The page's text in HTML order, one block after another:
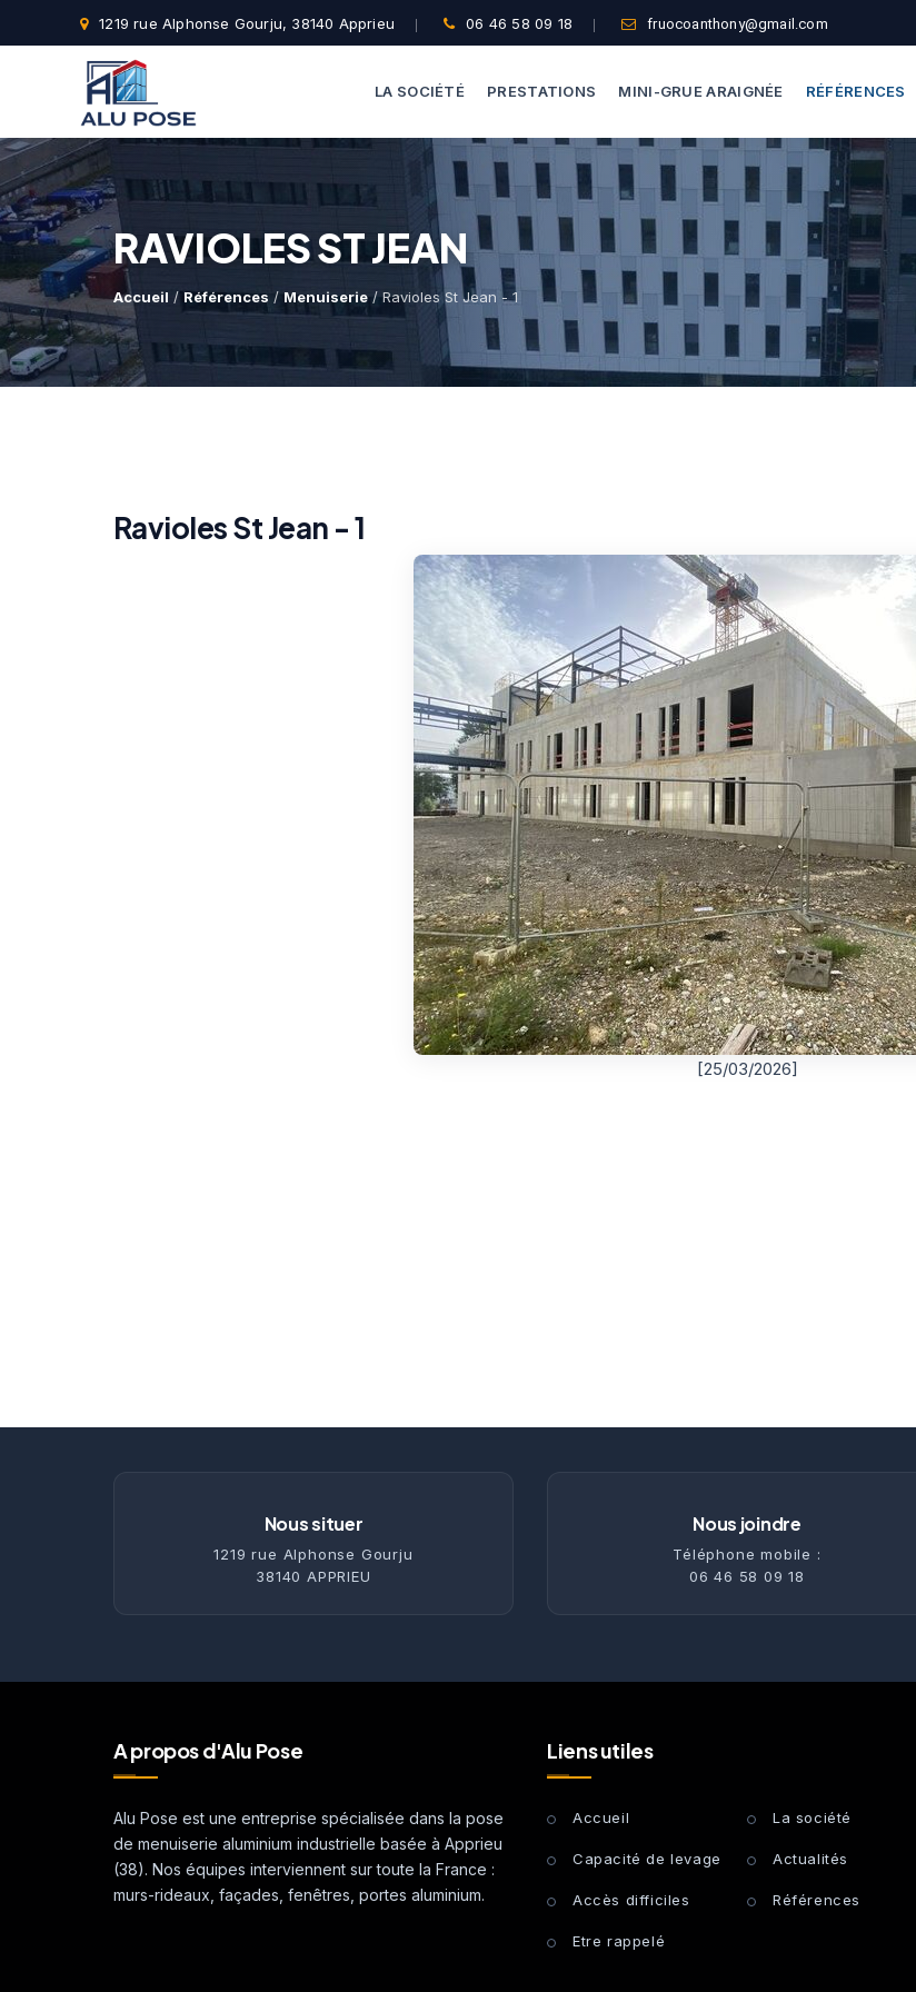
1219 rue Alphonse Gourju, 38140 Apprieu 06 46 58 09 18 fruocoanthony@gmail.com
LA SOCIÉTÉ PRESTATIONS
Dépannage Vitrages
Vitrine Magasin
Expertise Bris De Glace
Recherche De Fuite
MINI-GRUE ARAIGNÉE
Capacité De Levage
Nos Formules
RÉFÉRENCES
RAVIOLES ST JEAN
Accueil / Références /Menuiserie/ Ravioles St Jean - 1
Ravioles St Jean - 1
[25/03/2026]
Nous situer
1219 rue Alphonse Gourju
38140 APPRIEU
Nous joindre
Téléphone mobile :
06 46 58 09 18
A propos d'Alu Pose
Alu Pose est une entreprise spécialisée dans la pose
de menuiserie aluminium industrielle basée à Apprieu
(38). Nos équipes interviennent sur toute la France :
murs-rideaux, façades, fenêtres, portes aluminium.
Liens utiles
Accueil La société
Capacité de levage Actualités
Accès difficiles Références
Etre rappelé